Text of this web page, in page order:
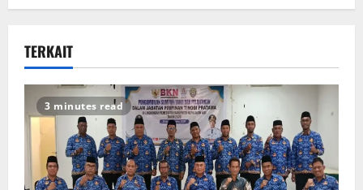
TERKAIT
3 minutes read